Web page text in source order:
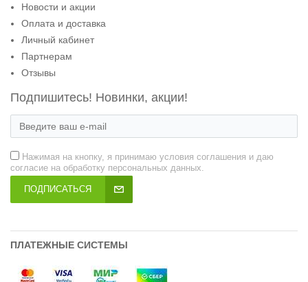
Новости и акции
Оплата и доставка
Личный кабинет
Партнерам
Отзывы
Подпишитесь! Новинки, акции!
Нажимая на кнопку, я принимаю условия соглашения и даю
согласие на обработку персональных данных.
ПОДПИСАТЬСЯ
ПЛАТЕЖНЫЕ СИСТЕМЫ